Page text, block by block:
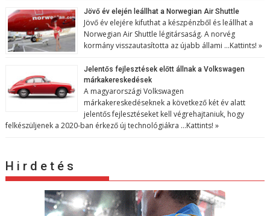
Jövő év elején leállhat a Norwegian Air Shuttle
Jövő év elejére kifuthat a készpénzből és leállhat a
Norwegian Air Shuttle légitársaság. A norvég
kormány visszautasította az újabb állami …Kattints! »
Jelentős fejlesztések előtt állnak a Volkswagen
márkakereskedések
A magyarországi Volkswagen
márkakereskedéseknek a következő két év alatt
jelentős fejlesztéseket kell végrehajtaniuk, hogy
felkészüljenek a 2020-ban érkező új technológiákra …Kattints! »
H i r d e t é s